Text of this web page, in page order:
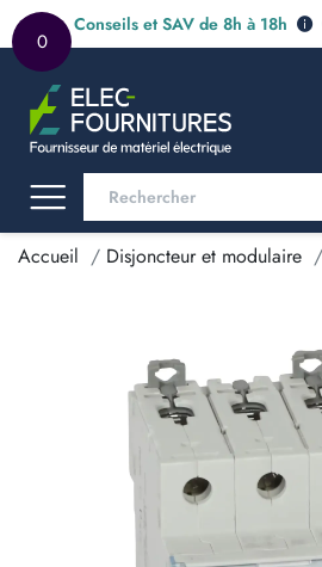
0
Conseils et SAV de 8h à 18h
Accueil Disjoncteur et modulaire